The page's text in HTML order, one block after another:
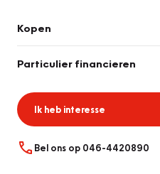
Kopen
Particulier financieren
Ik heb interesse
Bel ons op 046-4420890